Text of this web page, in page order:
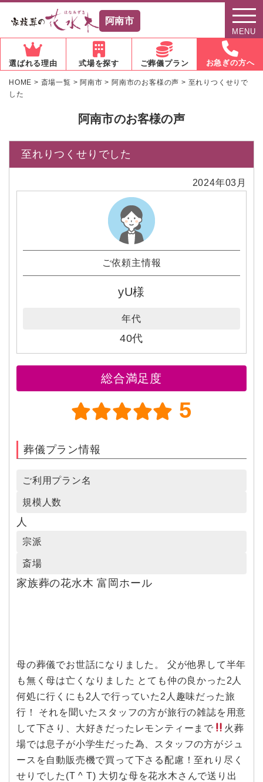
阿南市
MENU
選ばれる理由 式場を探す ご葬儀プラン お急ぎの方へ
HOME > 斎場一覧 > 阿南市 > 阿南市のお客様の声 > 至れりつくせりで
した
阿南市のお客様の声
至れりつくせりでした
2024年03月
ご依頼主情報
yU様
年代
40代
総合満足度
5
葬儀プラン情報
ご利用プラン名
規模人数
人
宗派
斎場
家族葬の花水木 富岡ホール
母の葬儀でお世話になりました。 父が他界して半年
も無く母は亡くなりました とても仲の良かった2人
何処に行くにも2人で行っていた2人趣味だった旅
行！ それを聞いたスタッフの方が旅行の雑誌を用意
して下さり、大好きだったレモンティーまで
火葬
場では息子が小学生だった為、スタッフの方がジュ
ースを自動販売機で買って下さる配慮！至れり尽く
せりでした(T ^ T) 大切な母を花水木さんで送り出